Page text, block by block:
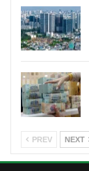
PREV NEXT